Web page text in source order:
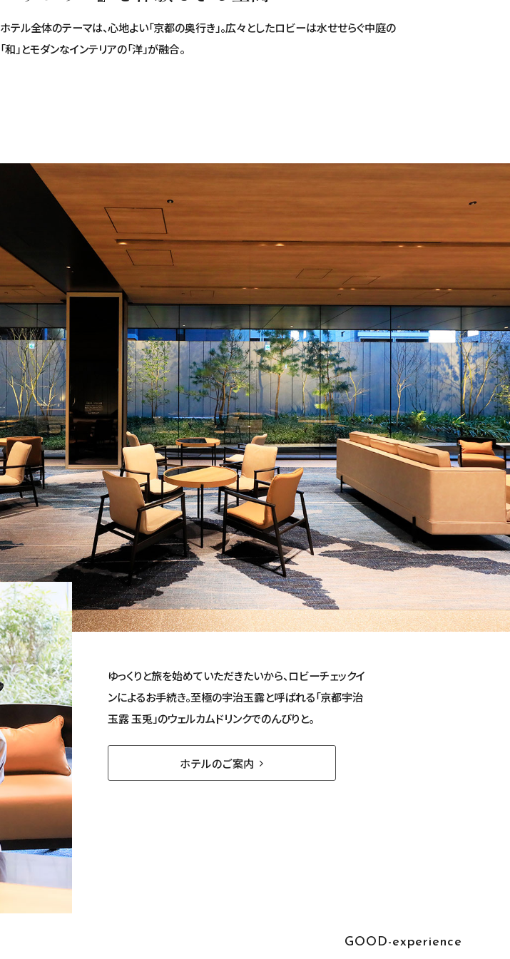
ホテル全体のテーマは、心地よい「京都の奥行き」。広々としたロビーは水せせらぐ中庭の
「和」とモダンなインテリアの「洋」が融合。
ゆっくりと旅を始めていただきたいから、ロビーチェックイ
ンによるお手続き。至極の宇治玉露と呼ばれる「京都宇治
玉露 玉兎」のウェルカムドリンクでのんびりと。
ホテルのご案内
GOOD-experience